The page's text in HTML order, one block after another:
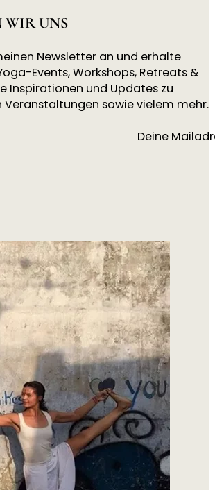
WIR UNS
Newsletter an und erhalte
Events, Workshops, Retreats &
Inspirationen und Updates zu
sowie vielem mehr.